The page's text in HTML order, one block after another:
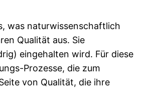
was naturwissenschaftlich
Qualität aus. Sie
eingehalten wird. Für diese
Prozesse, die zum
von Qualität, die ihre